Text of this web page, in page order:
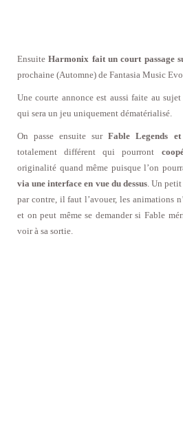
EnsuiteHarmonix fait un court passage
prochaine (Automne) de Fantasia Music
Une courte annonce est aussi faite au
qui sera un jeu uniquement dématérialisé.
On passe ensuite surFable Legends
totalement différent qui pourront
originalité quand même puisque l’on
via une interface en vue du dessus. Un petit
par contre, il faut l’avouer, les animations
et on peut même se demander si Fable
voir à sa sortie.